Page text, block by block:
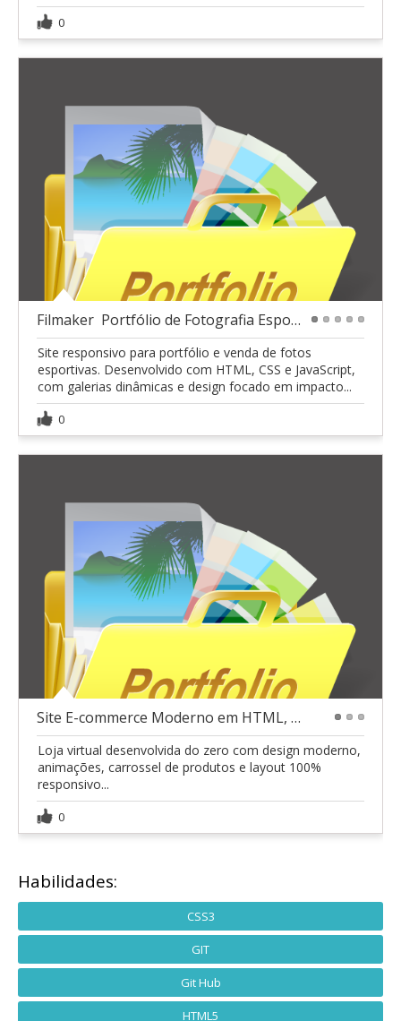
0
Filmaker  Portfólio de Fotografia Esportiva
Site responsivo para portfólio e venda de fotos
esportivas. Desenvolvido com HTML, CSS e JavaScript,
com galerias dinâmicas e design focado em impacto...
0
Site E-commerce Moderno em HTML, CSS e JavaScript
Loja virtual desenvolvida do zero com design moderno,
animações, carrossel de produtos e layout 100%
responsivo...
0
Habilidades:
CSS3
GIT
Git Hub
HTML5